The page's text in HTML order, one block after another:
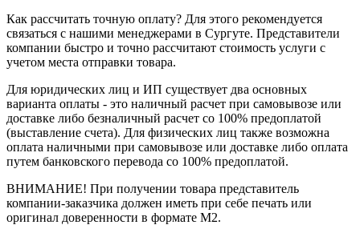
Как рассчитать точную оплату? Для этого рекомендуется
связаться с нашими менеджерами в Сургуте. Представители
компании быстро и точно рассчитают стоимость услуги с
учетом места отправки товара.
Для юридических лиц и ИП существует два основных
варианта оплаты - это наличный расчет при самовывозе или
доставке либо безналичный расчет со 100% предоплатой
(выставление счета). Для физических лиц также возможна
оплата наличными при самовывозе или доставке либо оплата
путем банковского перевода со 100% предоплатой.
ВНИМАНИЕ! При получении товара представитель
компании-заказчика должен иметь при себе печать или
оригинал доверенности в формате М2.